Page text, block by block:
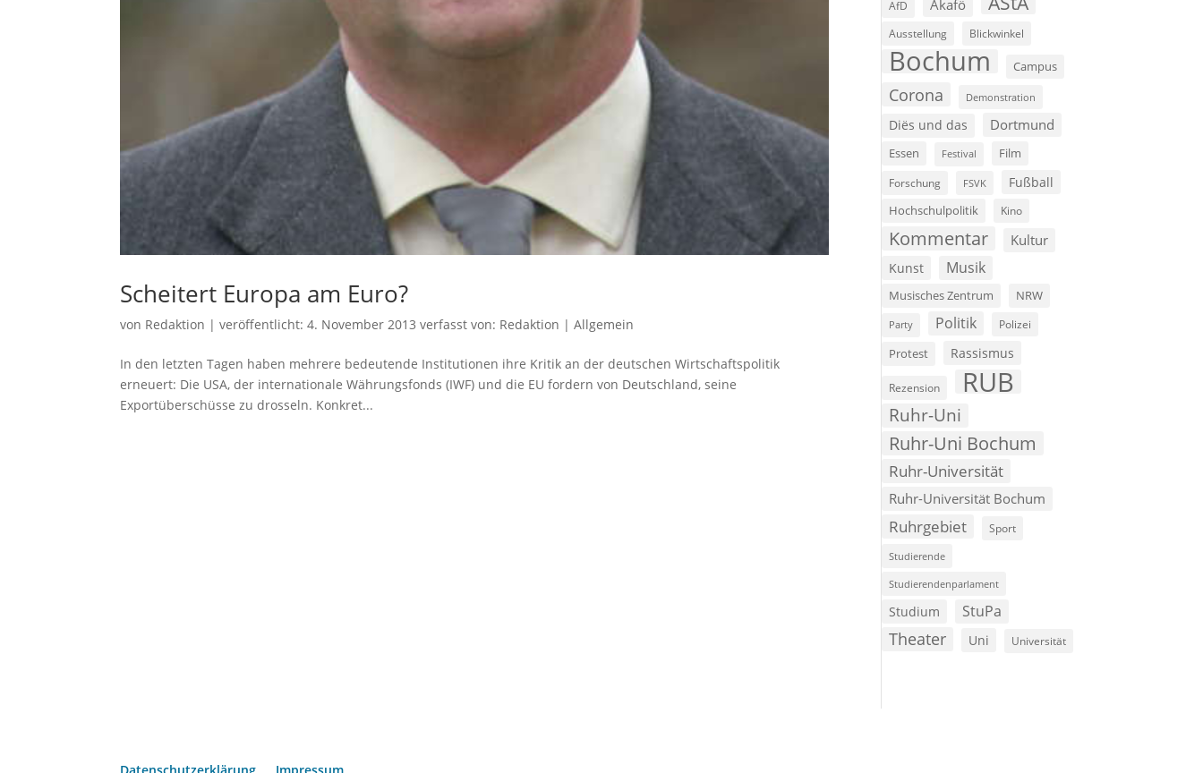
Scheitert Europa am Euro?
von Redaktion |veröffentlicht:4. November 2013 verfasst von: Redaktion |Allgemein
In den letzten Tagen haben mehrere bedeutende Institutionen ihre Kritik an der deutschen Wirtschaftspolitik
erneuert: Die USA, der internationale Währungsfonds (IWF) und die EU fordern von Deutschland, seine
Exportüberschüsse zu drosseln. Konkret...
AfD Akafö
Ausstellung Blickwinkel
Bochum Campus
Corona Demonstration
Diës und das Dortmund
Essen Festival Film
Forschung FSVK Fußball
Hochschulpolitik Kino
Kommentar Kultur
Kunst Musik
Musisches Zentrum NRW
Party Politik Polizei
Protest Rassismus
Rezension RUB
Ruhr-Uni
Ruhr-Uni Bochum
Ruhr-Universität
Ruhr-Universität Bochum
Ruhrgebiet Sport
Studierende
Studierendenparlament
Studium StuPa
Theater Uni Universität